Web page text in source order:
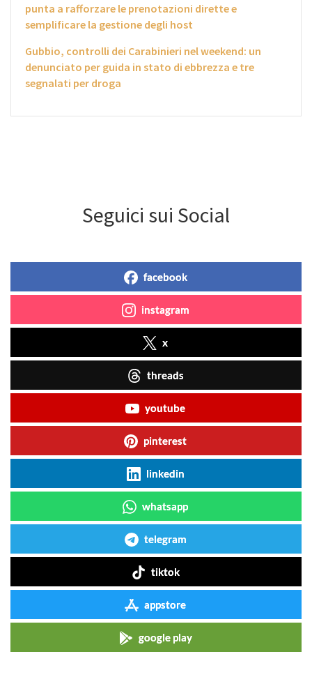
punta a rafforzare le prenotazioni dirette e
semplificare la gestione degli host
Gubbio, controlli dei Carabinieri nel weekend: un
denunciato per guida in stato di ebbrezza e tre
segnalati per droga
Seguici sui Social
facebook
instagram
x
threads
youtube
pinterest
linkedin
whatsapp
telegram
tiktok
appstore
google play